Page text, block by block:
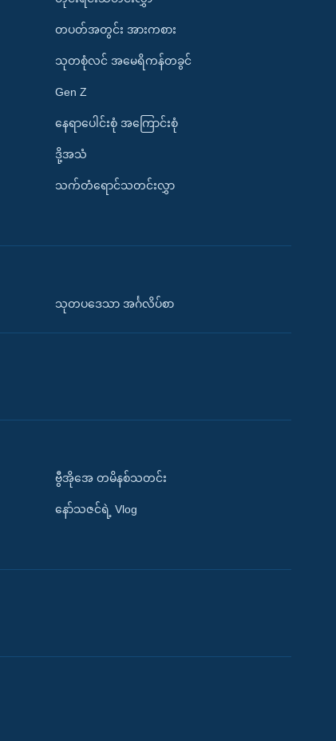
တပတ်အတွင်း အားကစား
သုတစုံလင် အမေရိကန်တခွင်
Gen Z
နေရာပေါင်းစုံ အကြောင်းစုံ
ဒို့အသံ
သက်တံရောင်သတင်းလွှာ
သုတပဒေသာ အင်္ဂလိပ်စာ
ဗွီအိုအေ တမိနစ်သတင်း
နော်သဇင်ရဲ့ Vlog